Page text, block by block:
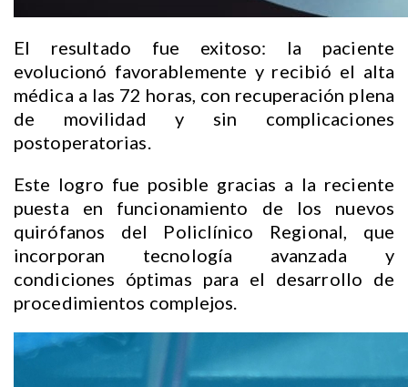
El resultado fue exitoso: la paciente
evolucionó favorablemente y recibió el alta
médica a las 72 horas, con recuperación plena
de movilidad y sin complicaciones
postoperatorias.
Este logro fue posible gracias a la reciente
puesta en funcionamiento de los nuevos
quirófanos del Policlínico Regional, que
incorporan tecnología avanzada y
condiciones óptimas para el desarrollo de
procedimientos complejos.